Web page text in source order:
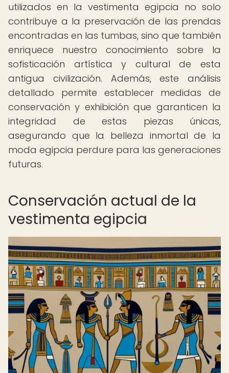
utilizados en la vestimenta egipcia no solo
contribuye a la preservación de las prendas
encontradas en las tumbas, sino que también
enriquece nuestro conocimiento sobre la
sofisticación artística y cultural de esta
antigua civilización. Además, este análisis
detallado permite establecer medidas de
conservación y exhibición que garanticen la
integridad de estas piezas únicas,
asegurando que la belleza inmortal de la
moda egipcia perdure para las generaciones
futuras.
Conservación actual de la
vestimenta egipcia